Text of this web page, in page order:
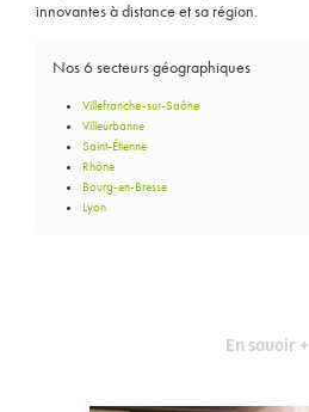
innovantes à distance et sa région.
Nos 6 secteurs géographiques
Villefranche-sur-Saône
Villeurbanne
Saint-Étienne
Rhône
Bourg-en-Bresse
Lyon
En savoir +